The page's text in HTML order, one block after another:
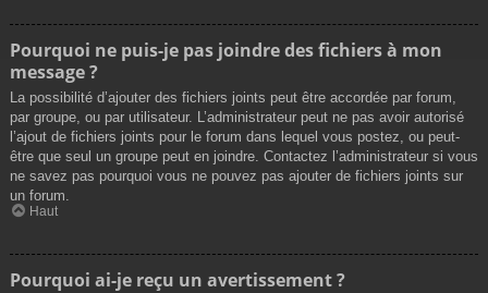
Pourquoi ne puis-je pas joindre des fichiers à mon
message ?
La possibilité d’ajouter des fichiers joints peut être accordée par forum,
par groupe, ou par utilisateur. L’administrateur peut ne pas avoir autorisé
l’ajout de fichiers joints pour le forum dans lequel vous postez, ou peut-
être que seul un groupe peut en joindre. Contactez l’administrateur si vous
ne savez pas pourquoi vous ne pouvez pas ajouter de fichiers joints sur
un forum.
Haut
Pourquoi ai-je reçu un avertissement ?